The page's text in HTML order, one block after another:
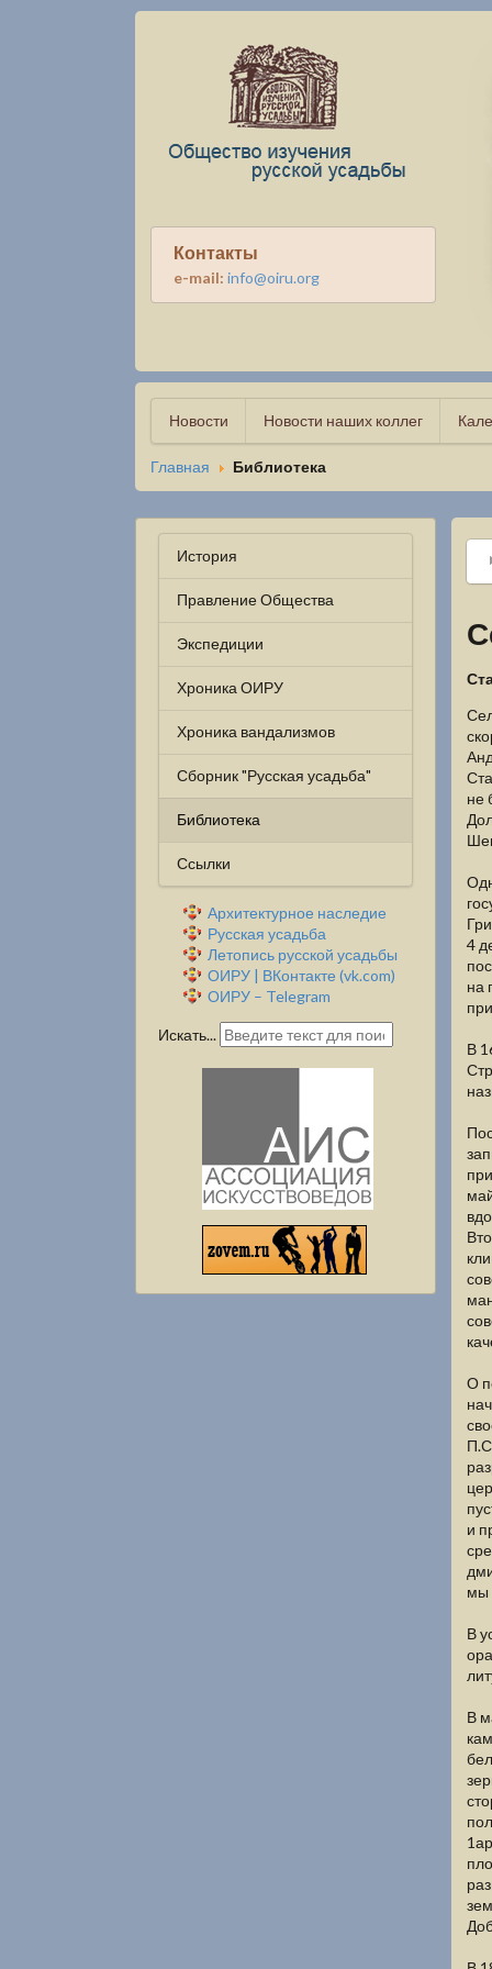
Контакты
e-mail: info@oiru.org
Новости Новости наших коллег
Главная Библиотека
История
Правление Общества
Экспедиции
Хроника ОИРУ
Хроника вандализмов
Сборник "Русская усадьба"
Библиотека
Ссылки
Архитектурное наследие
Русская усадьба
Летопись русской усадьбы
ОИРУ | ВКонтакте (vk.com)
ОИРУ – Telegram
Искать...
не
4
на
В
О
и
мы
В
В